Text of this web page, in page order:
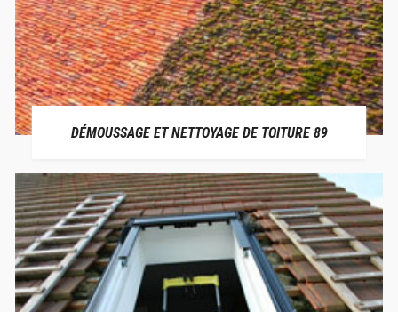
DÉMOUSSAGE ET NETTOYAGE DE TOITURE 89